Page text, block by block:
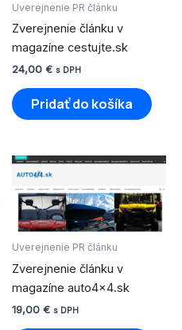
Uverejnenie PR článku
Zverejnenie článku v
magazíne cestujte.sk
24,00 € s DPH
Pridať do košíka
Uverejnenie PR článku
Zverejnenie článku v
magazíne auto4x4.sk
19,00 € s DPH